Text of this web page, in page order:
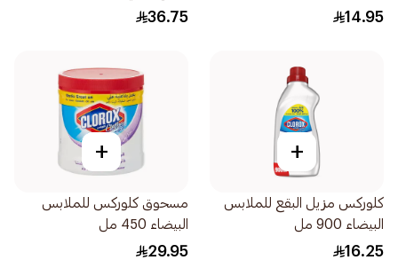
14.95
36.75
+
كلوركس مزيل البقع للملابس
البيضاء 900 مل
16.25
+
مسحوق كلوركس للملابس
البيضاء 450 مل
29.95